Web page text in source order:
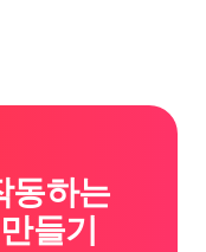
동하는
들기